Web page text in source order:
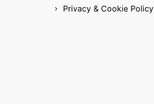
Privacy & Cookie Policy